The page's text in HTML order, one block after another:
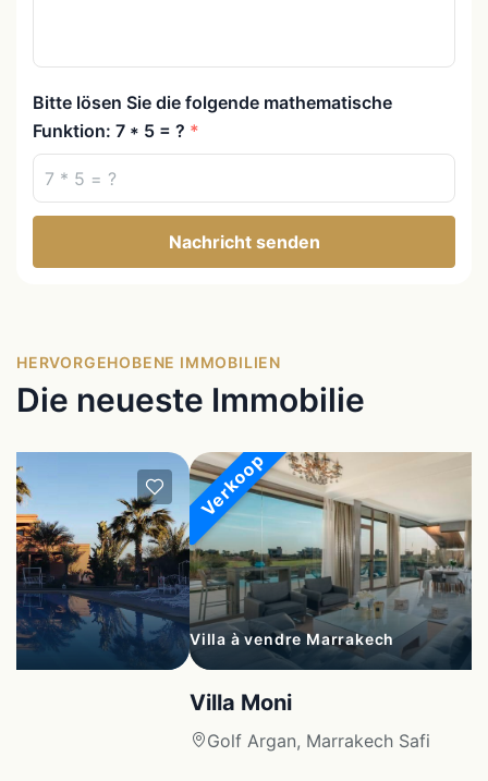
Bitte lösen Sie die folgende mathematische
Funktion: 7 * 5 = ?
Nachricht senden
HERVORGEHOBENE IMMOBILIEN
Die neueste Immobilie
Verkoop
Villa à vendre Marrakech
Villa Moni
Golf Argan, Marrakech Safi